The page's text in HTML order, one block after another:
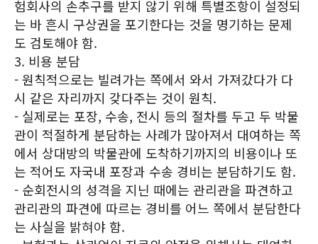
험회사의 손추구를 받지 않기 위해 특별조항이 설정되
는 바 흔시 구상권을 포기한다는 것을 명기하는 문제
도 검토해야 함.
3. 비용 분담
- 원칙적으로는 빌려가는 쪽에서 와서 가져갔다가 다
시 같은 자리까지 갖다주는 것이 원칙.
- 실제로는 포장, 수송, 전시 등의 절차를 두고 두 박물
관이 적절하게 분담하는 사례가 많아져서 대여하는 쪽
에서 상대방의 박물관에 도착하기까지의 비용이나 또
는 적어도 자국내 포장과 수송 경비는 분담하기도 함.
- 순회전시의 성격을 지닌 때에는 관리관을 파견하고
관리관의 파견에 따르는 경비를 어느 쪽에서 분담한다
는 사실을 밝혀야 함.